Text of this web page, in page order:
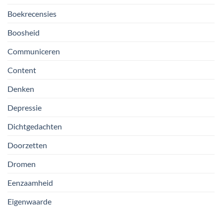
Boekrecensies
Boosheid
Communiceren
Content
Denken
Depressie
Dichtgedachten
Doorzetten
Dromen
Eenzaamheid
Eigenwaarde